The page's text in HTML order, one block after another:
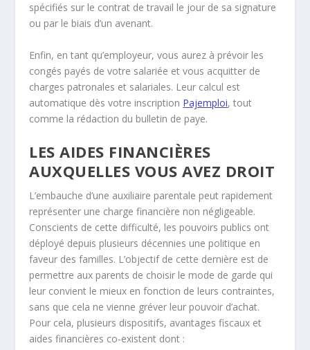
spécifiés sur le contrat de travail le jour de sa signature
ou par le biais d’un avenant.
Enfin, en tant qu’employeur, vous aurez à prévoir les
congés payés de votre salariée et vous acquitter de
charges patronales et salariales. Leur calcul est
automatique dès votre inscription Pajemploi, tout
comme la rédaction du bulletin de paye.
LES AIDES FINANCIÈRES
AUXQUELLES VOUS AVEZ DROIT
L’embauche d’une auxiliaire parentale peut rapidement
représenter une charge financière non négligeable.
Conscients de cette difficulté, les pouvoirs publics ont
déployé depuis plusieurs décennies une politique en
faveur des familles. L’objectif de cette dernière est de
permettre aux parents de choisir le mode de garde qui
leur convient le mieux en fonction de leurs contraintes,
sans que cela ne vienne gréver leur pouvoir d’achat.
Pour cela, plusieurs dispositifs, avantages fiscaux et
aides financières co-existent dont :